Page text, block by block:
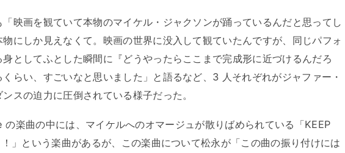
映画を観ていて本物のマイケル・ジャクソンが踊っているんだと思ってし
物にしか見えなくて。映画の世界に没入して観ていたんですが、同じパフォ
としてふとした瞬間に『どうやったらここまで完成形に近づけるんだろ
くらい、すごいなと思いました」と語るなど、3 人それぞれがジャファー・
スの迫力に圧倒されている様子だった。
楽曲の中には、マイケルへのオマージュが散りばめられている「KEEP
」という楽曲があるが、この楽曲について松永が「この曲の振り付けには